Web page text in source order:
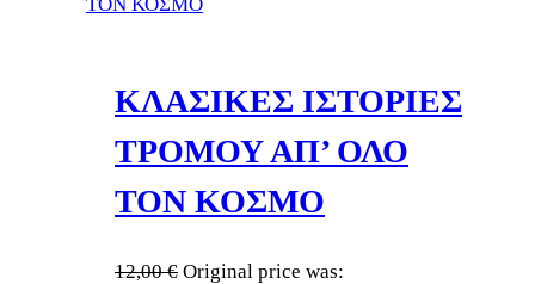
ΚΛΑΣΙΚΕΣ ΙΣΤΟΡΙΕΣ
ΤΡΟΜΟΥ ΑΠ’ ΟΛΟ
ΤΟΝ ΚΟΣΜΟ
12,00€ Original price was: